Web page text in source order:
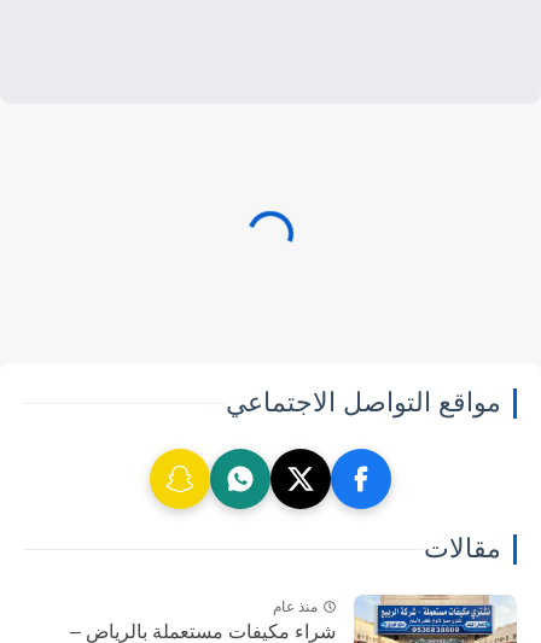
مواقع التواصل الاجتماعي
مقالات
منذ عام
شراء مكيفات مستعملة بالرياض –